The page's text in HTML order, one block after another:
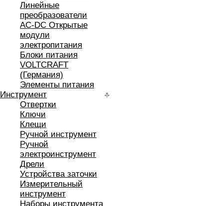
Линейные
преобразователи
AC-DC Открытые
модули
электропитания
Блоки питания
VOLTCRAFT
(Германия)
Элементы питания
Инструмент
Отвертки
Ключи
Клещи
Ручной инструмент
Ручной
электроинструмент
Дрели
Устройства заточки
Измерительный
инструмент
Наборы инструмента